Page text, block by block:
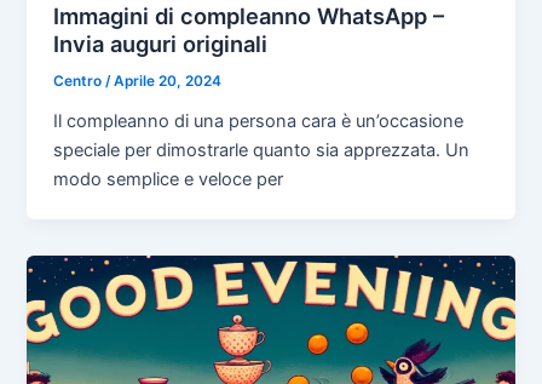
Immagini di compleanno WhatsApp –
Invia auguri originali
Centro /Aprile 20, 2024
Il compleanno di una persona cara è un’occasione
speciale per dimostrarle quanto sia apprezzata. Un
modo semplice e veloce per